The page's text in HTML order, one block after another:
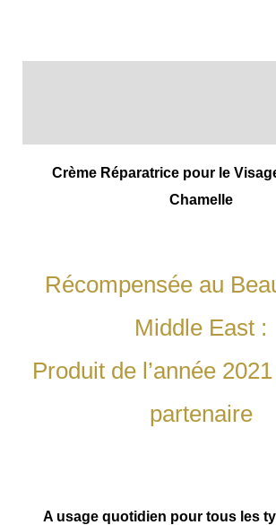
Crème Réparatrice pour le
Chamelle
Récompensée au
Middle East :
Produit de l’année
partenaire
A usage quotidien pour tous les